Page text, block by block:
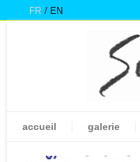
FR EN
accueil galerie